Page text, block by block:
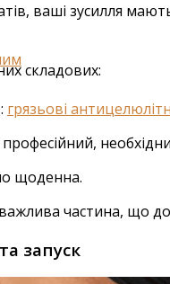
ваші зусилля
складових:
: грязьові
щоденна.
частина, що
запуск